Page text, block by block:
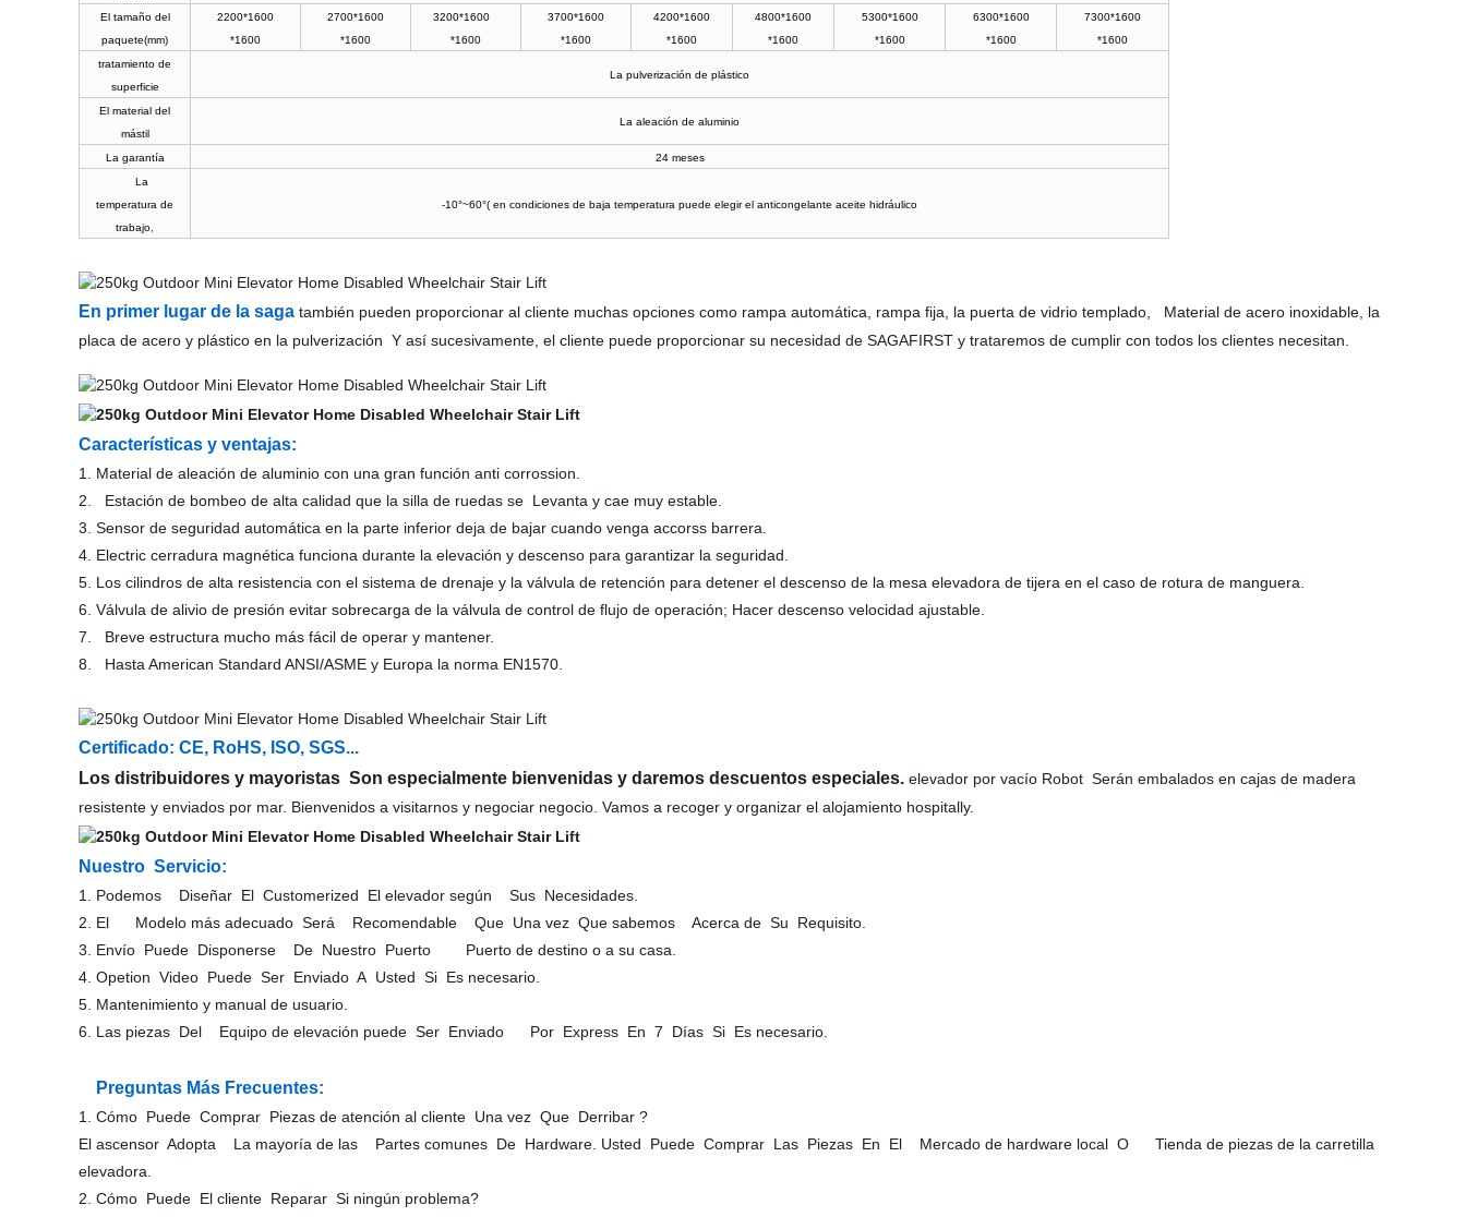
El tamaño del
paquete(mm)
2200*1600
*1600
2700*1600
*1600
3200*1600
*1600
3700*1600
*1600
4200*1600
*1600
4800*1600
*1600
5300*1600
*1600
6300*1600
*1600
7300*1600
*1600
tratamiento de
superficie
La pulverización de plástico
El material del
mástil
La aleación de aluminio
La garantía
24 meses
La
temperatura de
trabajo,
-10°~60°( en condiciones de baja temperatura puede elegir el anticongelante aceite hidráulico
En primer lugar de la saga también pueden proporcionar al cliente muchas opciones como rampa automática, rampa fija, la puerta de vidrio templado, Material de acero inoxidable, la
placa de acero y plástico en la pulverización Y así sucesivamente, el cliente puede proporcionar su necesidad de SAGAFIRST y trataremos de cumplir con todos los clientes necesitan.
Características y ventajas:
1. Material de aleación de aluminio con una gran función anti corrossion.
2. Estación de bombeo de alta calidad que la silla de ruedas se Levanta y cae muy estable.
3. Sensor de seguridad automática en la parte inferior deja de bajar cuando venga accorss barrera.
4. Electric cerradura magnética funciona durante la elevación y descenso para garantizar la seguridad.
5. Los cilindros de alta resistencia con el sistema de drenaje y la válvula de retención para detener el descenso de la mesa elevadora de tijera en el caso de rotura de manguera.
6. Válvula de alivio de presión evitar sobrecarga de la válvula de control de flujo de operación; Hacer descenso velocidad ajustable.
7. Breve estructura mucho más fácil de operar y mantener.
8. Hasta American Standard ANSI/ASME y Europa la norma EN1570.
Certificado: CE, RoHS, ISO, SGS...
Los distribuidores y mayoristas Son especialmente bienvenidas y daremos descuentos especiales. elevador por vacío Robot Serán embalados en cajas de madera
resistente y enviados por mar. Bienvenidos a visitarnos y negociar negocio. Vamos a recoger y organizar el alojamiento hospitally.
Nuestro Servicio:
1. Podemos Diseñar El Customerized El elevador según Sus Necesidades.
2. El Modelo más adecuado Será Recomendable Que Una vez Que sabemos Acerca de Su Requisito.
3. Envío Puede Disponerse De Nuestro Puerto Puerto de destino o a su casa.
4. Opetion Video Puede Ser Enviado A Usted Si Es necesario.
5. Mantenimiento y manual de usuario.
6. Las piezas Del Equipo de elevación puede Ser Enviado Por Express En 7 Días Si Es necesario.
Preguntas Más Frecuentes:
1. Cómo Puede Comprar Piezas de atención al cliente Una vez Que Derribar ?
El ascensor Adopta La mayoría de las Partes comunes De Hardware. Usted Puede Comprar Las Piezas En El Mercado de hardware local O Tienda de piezas de la carretilla
elevadora.
2. Cómo Puede El cliente Reparar Si ningún problema?